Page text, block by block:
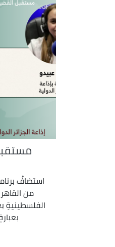
استضافُ
من
الفلسطينيةِ
بعبارةٍ